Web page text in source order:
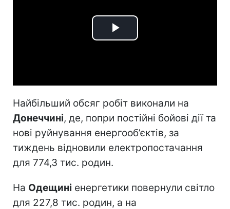
Play
Найбільший обсяг робіт виконали на
Донеччині, де, попри постійні бойові дії та
нові руйнування енергооб’єктів, за
тиждень відновили електропостачання
для 774,3 тис. родин.
На Одещині енергетики повернули світло
для 227,8 тис. родин, а на